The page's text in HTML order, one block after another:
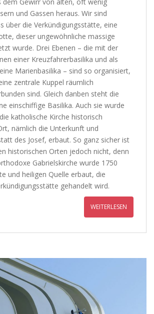
und Gassen heraus. Wir sind
über die Verkündigungsstätte, eine
dieser ungewöhnliche massige
wurde. Drei Ebenen – die mit der
einer Kreuzfahrerbasilika und als
Marienbasilika – sind so organisiert,
zentrale Kuppel räumlich
sind. Gleich danben steht die
einschiffige Basilika. Auch sie wurde
katholische Kirche historisch
nämlich die Unterkunft und
des Josef, erbaut. So ganz sicher ist
historischen Orten jedoch nicht, denn
Gabrielskirche wurde 1750
und heiligen Quelle erbaut, die
gehandelt wird.
WEITERLESEN